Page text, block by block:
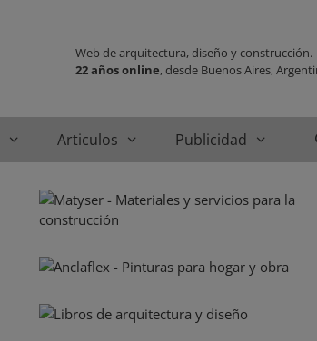
Web de arquitectura, diseño y construcción.
22 años online, desde Buenos Aires,
Articulos Publicidad